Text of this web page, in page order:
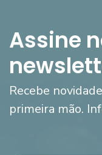
Assine
Recebe
primeira mão.